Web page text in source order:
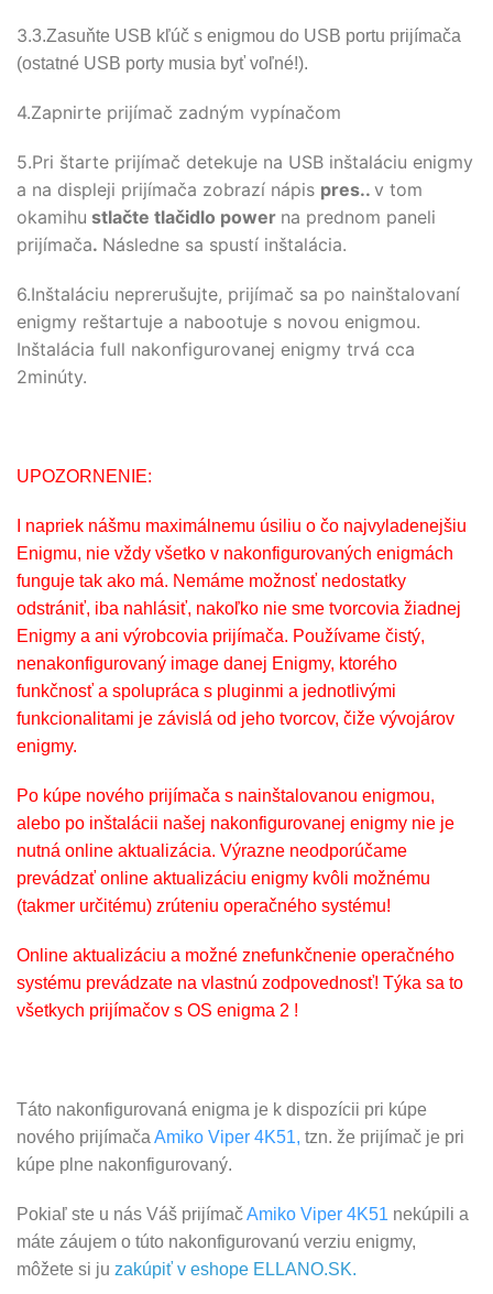
3.3.Zasuňte USB kľúč s enigmou do USB portu prijímača
(ostatné USB porty musia byť voľné!).
4.Zapnirte prijímač zadným vypínačom
5.Pri štarte prijímač detekuje na USB inštaláciu enigmy
a na displeji prijímača zobrazí nápis pres.. v tom
okamihu stlačte tlačidlo power na prednom paneli
prijímača. Následne sa spustí inštalácia.
6.Inštaláciu neprerušujte, prijímač sa po nainštalovaní
enigmy reštartuje a nabootuje s novou enigmou.
Inštalácia full nakonfigurovanej enigmy trvá cca
2minúty.
UPOZORNENIE:
I napriek nášmu maximálnemu úsiliu o čo najvyladenejšiu
Enigmu, nie vždy všetko v nakonfigurovaných enigmách
funguje tak ako má. Nemáme možnosť nedostatky
odstrániť, iba nahlásiť, nakoľko nie sme tvorcovia žiadnej
Enigmy a ani výrobcovia prijímača. Používame čistý,
nenakonfigurovaný image danej Enigmy, ktorého
funkčnosť a spolupráca s pluginmi a jednotlivými
funkcionalitami je závislá od jeho tvorcov, čiže vývojárov
enigmy.
Po kúpe nového prijímača s nainštalovanou enigmou,
alebo po inštalácii našej nakonfigurovanej enigmy nie je
nutná online aktualizácia. Výrazne neodporúčame
prevádzať online aktualizáciu enigmy kvôli možnému
(takmer určitému) zrúteniu operačného systému!
Online aktualizáciu a možné znefunkčnenie operačného
systému prevádzate na vlastnú zodpovednosť! Týka sa to
všetkych prijímačov s OS enigma 2 !
Táto nakonfigurovaná enigma je k dispozícii pri kúpe
nového prijímača Amiko Viper 4K51, tzn. že prijímač je pri
kúpe plne nakonfigurovaný.
Pokiaľ ste u nás Váš prijímačAmiko Viper 4K51 nekúpili a
máte záujem o túto nakonfigurovanú verziu enigmy,
môžete si ju zakúpiť v eshope ELLANO.SK.